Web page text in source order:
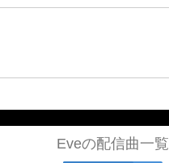
Eveの配信曲一覧